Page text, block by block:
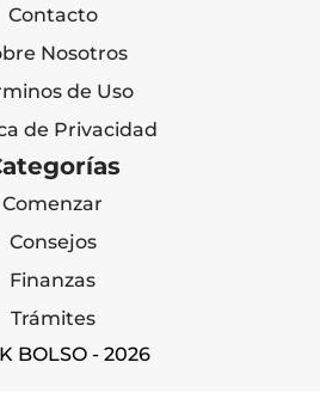
Contacto
Nosotros
de Uso
de Privacidad
Comenzar
Consejos
Finanzas
Trámites
BOLSO - 2026